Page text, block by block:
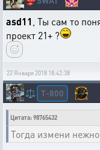
asd11 , Ты сам то
проект 21+ ?
22 Января 2018 18:42:38
⚖️ T-800
Цитата: 98765432
Тогда измени